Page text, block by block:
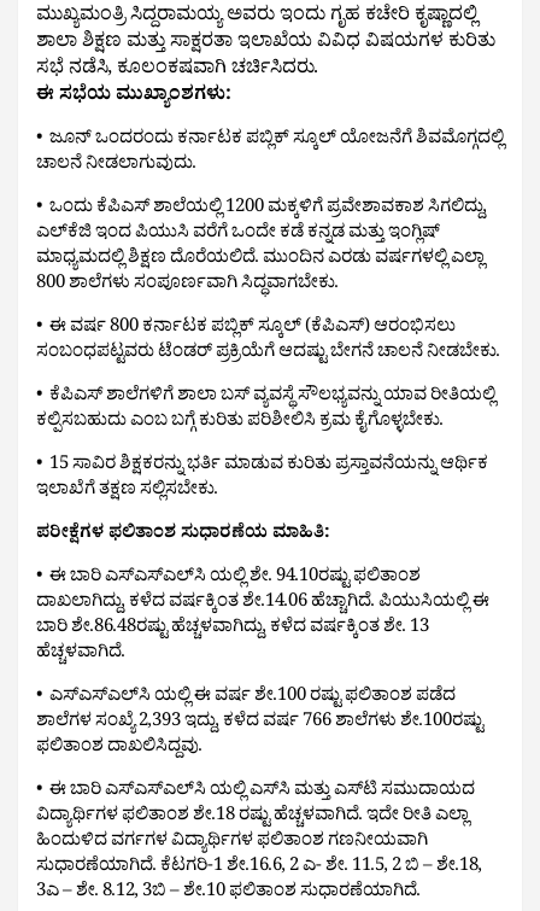
ಮುಖ್ಯಮಂತ್ರಿ ಸಿದ್ದರಾಮಯ್ಯ ಅವರು ಇಂದು ಗೃಹ ಕಚೇರಿ ಕೃಷ್ಣಾದಲ್ಲಿ
ಶಾಲಾ ಶಿಕ್ಷಣ ಮತ್ತು ಸಾಕ್ಷರತಾ ಇಲಾಖೆಯ ವಿವಿಧ ವಿಷಯಗಳ ಕುರಿತು
ಸಭೆ ನಡೆಸಿ, ಕೂಲಂಕಷವಾಗಿ ಚರ್ಚಿಸಿದರು.
ಈ ಸಭೆಯ ಮುಖ್ಯಾಂಶಗಳು:
•  ಜೂನ್ ಒಂದರಂದು ಕರ್ನಾಟಕ ಪಬ್ಲಿಕ್ ಸ್ಕೂಲ್ ಯೋಜನೆಗೆ ಶಿವಮೊಗ್ಗದಲ್ಲಿ
ಚಾಲನೆ ನೀಡಲಾಗುವುದು.
•  ಒಂದು ಕೆಪಿಎಸ್ ಶಾಲೆಯಲ್ಲಿ 1200 ಮಕ್ಕಳಿಗೆ ಪ್ರವೇಶಾವಕಾಶ ಸಿಗಲಿದ್ದು,
ಎಲ್‌ಕೆಜಿ ಇಂದ ಪಿಯುಸಿ ವರೆಗೆ ಒಂದೇ ಕಡೆ ಕನ್ನಡ ಮತ್ತು ಇಂಗ್ಲಿಷ್
ಮಾಧ್ಯಮದಲ್ಲಿ ಶಿಕ್ಷಣ ದೊರೆಯಲಿದೆ. ಮುಂದಿನ ಎರಡು ವರ್ಷಗಳಲ್ಲಿ ಎಲ್ಲಾ
800 ಶಾಲೆಗಳು ಸಂಪೂರ್ಣವಾಗಿ ಸಿದ್ಧವಾಗಬೇಕು.
•  ಈ ವರ್ಷ 800 ಕರ್ನಾಟಕ ಪಬ್ಲಿಕ್ ಸ್ಕೂಲ್ (ಕೆಪಿಎಸ್) ಆರಂಭಿಸಲು
ಸಂಬಂಧಪಟ್ಟವರು ಟೆಂಡರ್ ಪ್ರಕ್ರಿಯೆಗೆ ಆದಷ್ಟು ಬೇಗನೆ ಚಾಲನೆ ನೀಡಬೇಕು.
•  ಕೆಪಿಎಸ್ ಶಾಲೆಗಳಿಗೆ ಶಾಲಾ ಬಸ್ ವ್ಯವಸ್ಥೆ ಸೌಲಭ್ಯವನ್ನು ಯಾವ ರೀತಿಯಲ್ಲಿ
ಕಲ್ಪಿಸಬಹುದು ಎಂಬ ಬಗ್ಗೆ ಕುರಿತು ಪರಿಶೀಲಿಸಿ ಕ್ರಮ ಕೈಗೊಳ್ಳಬೇಕು.
•  15 ಸಾವಿರ ಶಿಕ್ಷಕರನ್ನು ಭರ್ತಿ ಮಾಡುವ ಕುರಿತು ಪ್ರಸ್ತಾವನೆಯನ್ನು ಆರ್ಥಿಕ
ಇಲಾಖೆಗೆ ತಕ್ಷಣ ಸಲ್ಲಿಸಬೇಕು.
ಪರೀಕ್ಷೆಗಳ ಫಲಿತಾಂಶ ಸುಧಾರಣೆಯ ಮಾಹಿತಿ:
•  ಈ ಬಾರಿ ಎಸ್ಎಸ್ಎಲ್‌ಸಿ ಯಲ್ಲಿ ಶೇ. 94.10ರಷ್ಟು ಫಲಿತಾಂಶ
ದಾಖಲಾಗಿದ್ದು, ಕಳೆದ ವರ್ಷಕ್ಕಿಂತ ಶೇ.14.06 ಹೆಚ್ಚಾಗಿದೆ. ಪಿಯುಸಿಯಲ್ಲಿ ಈ
ಬಾರಿ ಶೇ.86.48ರಷ್ಟು ಹೆಚ್ಚಳವಾಗಿದ್ದು, ಕಳೆದ ವರ್ಷಕ್ಕಿಂತ ಶೇ. 13
ಹೆಚ್ಚಳವಾಗಿದೆ.
•  ಎಸ್ಎಸ್ಎಲ್‌ಸಿ ಯಲ್ಲಿ ಈ ವರ್ಷ ಶೇ.100 ರಷ್ಟು ಫಲಿತಾಂಶ ಪಡೆದ
ಶಾಲೆಗಳ ಸಂಖ್ಯೆ 2,393 ಇದ್ದು, ಕಳೆದ ವರ್ಷ 766 ಶಾಲೆಗಳು ಶೇ.100ರಷ್ಟು
ಫಲಿತಾಂಶ ದಾಖಲಿಸಿದ್ದವು.
•  ಈ ಬಾರಿ ಎಸ್ಎಸ್ಎಲ್‌ಸಿ ಯಲ್ಲಿ ಎಸ್‌ಸಿ ಮತ್ತು ಎಸ್‌ಟಿ ಸಮುದಾಯದ
ವಿದ್ಯಾರ್ಥಿಗಳ ಫಲಿತಾಂಶ ಶೇ.18 ರಷ್ಟು ಹೆಚ್ಚಳವಾಗಿದೆ. ಇದೇ ರೀತಿ ಎಲ್ಲಾ
ಹಿಂದುಳಿದ ವರ್ಗಗಳ ವಿದ್ಯಾರ್ಥಿಗಳ ಫಲಿತಾಂಶ ಗಣನೀಯವಾಗಿ
ಸುಧಾರಣೆಯಾಗಿದೆ. ಕೆಟಗರಿ-1 ಶೇ.16.6, 2 ಎ- ಶೇ. 11.5, 2 ಬಿ – ಶೇ.18,
3ಎ – ಶೇ. 8.12, 3ಬಿ – ಶೇ.10 ಫಲಿತಾಂಶ ಸುಧಾರಣೆಯಾಗಿದೆ.